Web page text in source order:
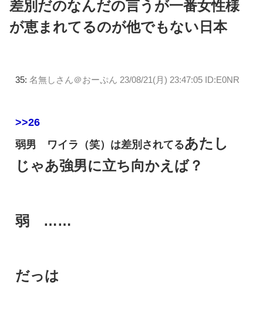
差別だのなんだの言うが一番女性様
が恵まれてるのが他でもない日本
35: 名無しさん＠おーぷん 23/08/21(月) 23:47:05 ID:E0NR
>>26
弱男 ワイラ（笑）は差別されてるあたし
じゃあ強男に立ち向かえば？
弱 ……
だっは